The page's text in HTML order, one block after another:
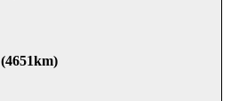
(4651km)